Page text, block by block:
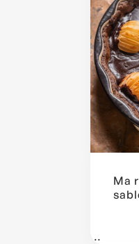
Ma
...